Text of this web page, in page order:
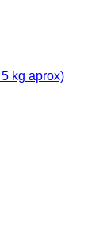
kg aprox)